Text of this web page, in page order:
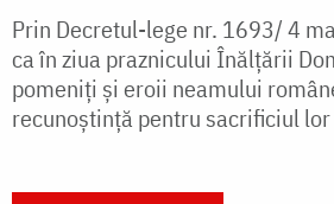
Prin Decretul-lege nr. 1693/ 4
ca în ziua praznicului Înălțării
pomeniți și eroii neamului
recunoştinţă pentru sacrificiul